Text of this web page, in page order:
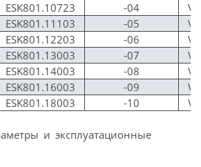
ESK801.10723 -04
ESK801.11103 -05
ESK801.12203 -06
ESK801.13003 -07
ESK801.14003 -08
ESK801.16003 -09
ESK801.18003 -10
и эксплуатационные